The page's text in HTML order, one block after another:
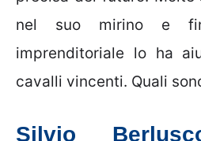
nel suo mirino e
imprenditoriale lo ha
cavalli vincenti. Quali
Silvio